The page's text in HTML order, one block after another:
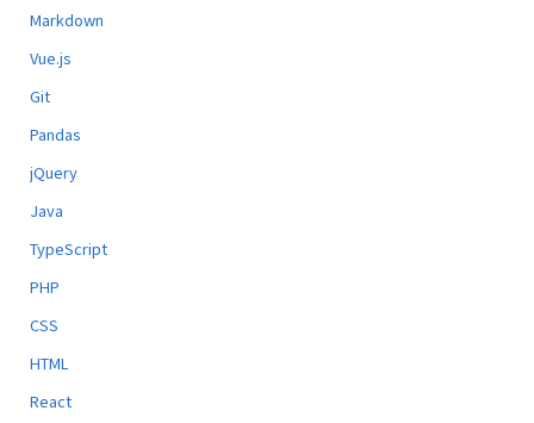
Markdown
Vue.js
Git
Pandas
jQuery
Java
TypeScript
PHP
CSS
HTML
React